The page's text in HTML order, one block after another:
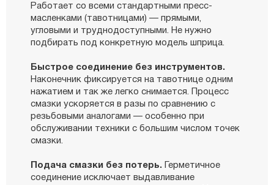
Работает со всеми стандартными пресс-
масленками (тавотницами) — прямыми,
угловыми и труднодоступными. Не нужно
подбирать под конкретную модель шприца.
Быстрое соединение без инструментов.
Наконечник фиксируется на тавотнице одним
нажатием и так же легко снимается. Процесс
смазки ускоряется в разы по сравнению с
резьбовыми аналогами — особенно при
обслуживании техники с большим числом точек
смазки.
Подача смазки без потерь. Герметичное
соединение исключает выдавливание